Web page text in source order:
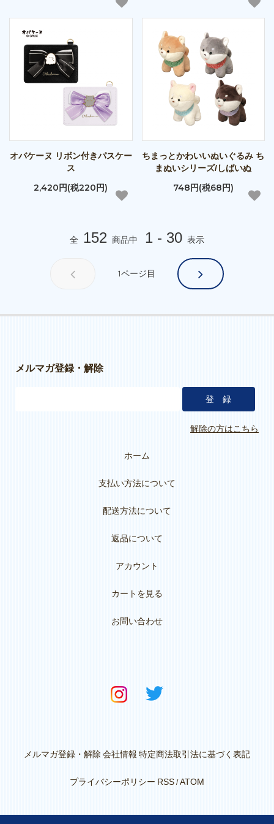
オバケーヌ リボン付きパスケー
ス
2,420円(税220円)
ちまっとかわいいぬいぐるみ ち
まぬいシリーズ/しばいぬ
748円(税68円)
全 152 商品中 1 - 30 表示
1ページ目
メルマガ登録・解除
解除の方はこちら
ホーム
支払い方法について
配送方法について
返品について
アカウント
カートを見る
お問い合わせ
メルマガ登録・解除 会社情報 特定商法取引法に基づく表記
プライバシーポリシー RSS /ATOM